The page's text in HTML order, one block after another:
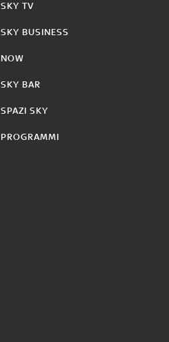
SKY TV
SKY BUSINESS
NOW
SKY BAR
SPAZI SKY
PROGRAMMI